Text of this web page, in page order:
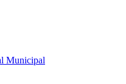
Municipal